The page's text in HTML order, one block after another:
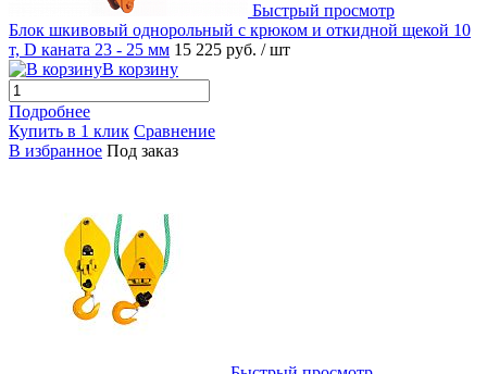
Быстрый просмотр
Блок шкивовый однорольный с крюком и откидной щекой 10
т, D каната 23 - 25 мм 15 225 руб. / шт
В корзину
Подробнее
Купить в 1 клик Сравнение
В избранное Под заказ